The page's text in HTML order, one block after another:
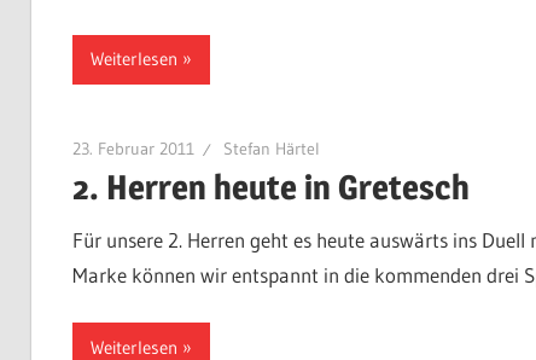
Weiterlesen
23. Februar 2011 Stefan Härtel
2. Herren heute in Gretesch
Für unsere 2. Herren geht es heute auswärts ins
Marke können wir entspannt in die kommenden drei
Weiterlesen